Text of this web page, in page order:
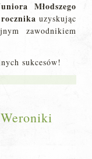
Młodszego
uzyskując
zawodnikiem
sukcesów!